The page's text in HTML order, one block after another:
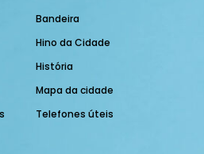
Bandeira
Hino da Cidade
História
Mapa da cidade
Telefones úteis